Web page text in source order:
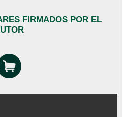
FIRMADOS POR EL